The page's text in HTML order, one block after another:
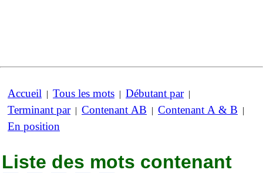
Accueil | Tous les mots | Débutant par|
Terminant par| Contenant AB | Contenant A & B |
En position
Liste des mots contenant